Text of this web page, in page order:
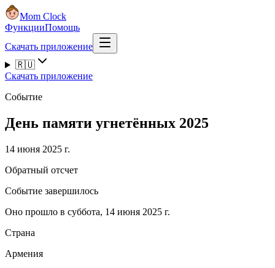
Mom Clock
ФункцииПомощь
Скачать приложение
🇷🇺
Скачать приложение
Событие
День памяти угнетённых 2025
14 июня 2025 г.
Обратный отсчет
Событие завершилось
Оно прошло в суббота, 14 июня 2025 г.
Страна
Армения